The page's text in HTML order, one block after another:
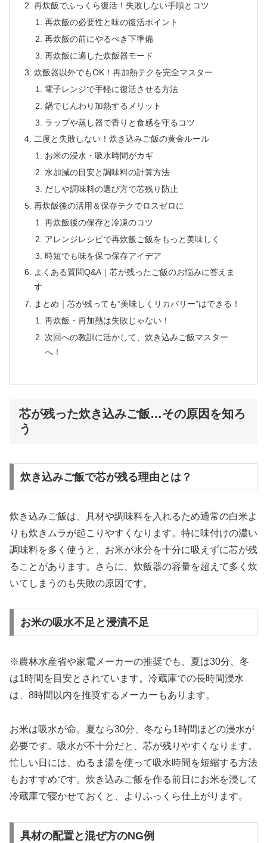
再炊飯でふっくら復活！失敗しない手順とコツ
再炊飯の必要性と味の復活ポイント
再炊飯の前にやるべき下準備
再炊飯に適した炊飯器モード
炊飯器以外でもOK！再加熱テクを完全マスター
電子レンジで手軽に復活させる方法
鍋でじんわり加熱するメリット
ラップや蒸し器で香りと食感を守るコツ
二度と失敗しない！炊き込みご飯の黄金ルール
お米の浸水・吸水時間がカギ
水加減の目安と調味料の計算方法
だしや調味料の選び方で芯残り防止
再炊飯後の活用＆保存テクでロスゼロに
再炊飯後の保存と冷凍のコツ
アレンジレシピで再炊飯ご飯をもっと美味しく
時短でも味を保つ保存アイデア
よくある質問Q&A｜芯が残ったご飯のお悩みに答えま
す
まとめ｜芯が残っても“美味しくリカバリー”はできる！
再炊飯・再加熱は失敗じゃない！
次回への教訓に活かして、炊き込みご飯マスター
へ！
芯が残った炊き込みご飯…その原因を知ろ
う
炊き込みご飯で芯が残る理由とは？
炊き込みご飯は、具材や調味料を入れるため通常の白米よ
りも炊きムラが起こりやすくなります。特に味付けの濃い
調味料を多く使うと、お米が水分を十分に吸えずに芯が残
ることがあります。さらに、炊飯器の容量を超えて多く炊
いてしまうのも失敗の原因です。
お米の吸水不足と浸漬不足
※農林水産省や家電メーカーの推奨でも、夏は30分、冬
は1時間を目安とされています。冷蔵庫での長時間浸水
は、8時間以内を推奨するメーカーもあります。
お米は吸水が命。夏なら30分、冬なら1時間ほどの浸水が
必要です。吸水が不十分だと、芯が残りやすくなります。
忙しい日には、ぬるま湯を使って吸水時間を短縮する方法
もおすすめです。炊き込みご飯を作る前日にお米を浸して
冷蔵庫で寝かせておくと、よりふっくら仕上がります。
具材の配置と混ぜ方のNG例